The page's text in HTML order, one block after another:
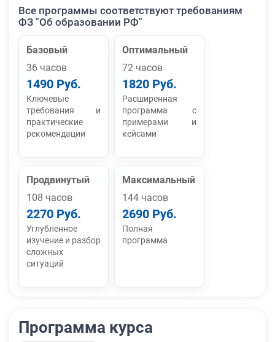
Все программы соответствуют требованиям
ФЗ "Об образовании РФ"
Базовый
36 часов
1490 Руб.
Ключевые
требования и
практические
рекомендации
Оптимальный
72 часов
1820 Руб.
Расширенная
программа с
примерами и
кейсами
Продвинутый
108 часов
2270 Руб.
Углубленное
изучение и разбор
сложных
ситуаций
Максимальный
144 часов
2690 Руб.
Полная
программа
Программа курса